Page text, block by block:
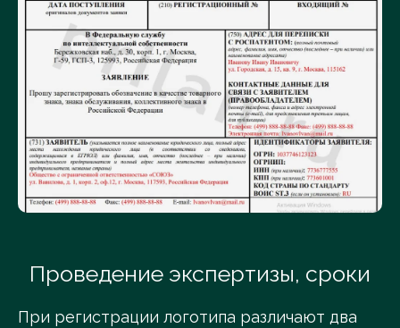
Проведение экспертизы, сроки
При регистрации логотипа различают два